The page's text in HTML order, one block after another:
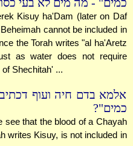
כמים" - מה מים לא בעי
Kisuy ha'Dam (later on Daf
cannot be included in
the Torah writes "al ha'Aretz
as water does not require
Shechitah' ...
אלמא בדם חיה ועוף
כמים"?
see that the blood of a Chayah
writes Kisuy, is not included in